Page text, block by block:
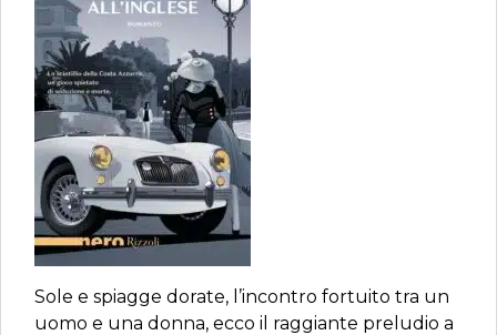
Sole e spiagge dorate, l’incontro fortuito tra un
uomo e una donna, ecco il raggiante preludio a